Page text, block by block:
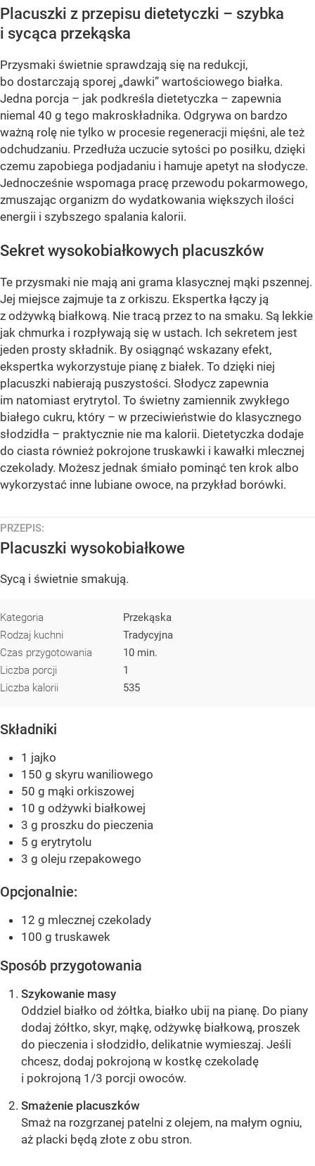
Placuszki z przepisu dietetyczki – szybka
i sycąca przekąska
Przysmaki świetnie sprawdzają się na redukcji,
bo dostarczają sporej „dawki” wartościowego białka.
Jedna porcja – jak podkreśla dietetyczka – zapewnia
niemal 40 g tego makroskładnika. Odgrywa on bardzo
ważną rolę nie tylko w procesie regeneracji mięśni, ale też
odchudzaniu. Przedłuża uczucie sytości po posiłku, dzięki
czemu zapobiega podjadaniu i hamuje apetyt na słodycze.
Jednocześnie wspomaga pracę przewodu pokarmowego,
zmuszając organizm do wydatkowania większych ilości
energii i szybszego spalania kalorii.
Sekret wysokobiałkowych placuszków
Te przysmaki nie mają ani grama klasycznej mąki pszennej.
Jej miejsce zajmuje ta z orkiszu. Ekspertka łączy ją
z odżywką białkową. Nie tracą przez to na smaku. Są lekkie
jak chmurka i rozpływają się w ustach. Ich sekretem jest
jeden prosty składnik. By osiągnąć wskazany efekt,
ekspertka wykorzystuje pianę z białek. To dzięki niej
placuszki nabierają puszystości. Słodycz zapewnia
im natomiast erytrytol. To świetny zamiennik zwykłego
białego cukru, który – w przeciwieństwie do klasycznego
słodzidła – praktycznie nie ma kalorii. Dietetyczka dodaje
do ciasta również pokrojone truskawki i kawałki mlecznej
czekolady. Możesz jednak śmiało pominąć ten krok albo
wykorzystać inne lubiane owoce, na przykład borówki.
PRZEPIS:
Placuszki wysokobiałkowe
Sycą i świetnie smakują.
Kategoria
Przekąska
Rodzaj kuchni
Tradycyjna
Czas przygotowania
10 min.
Liczba porcji
1
Liczba kalorii
535
Składniki
1 jajko
150 g skyru waniliowego
50 g mąki orkiszowej
10 g odżywki białkowej
3 g proszku do pieczenia
5 g erytrytolu
3 g oleju rzepakowego
Opcjonalnie:
12 g mlecznej czekolady
100 g truskawek
Sposób przygotowania
Szykowanie masy
Oddziel białko od żółtka, białko ubij na pianę. Do piany
dodaj żółtko, skyr, mąkę, odżywkę białkową, proszek
do pieczenia i słodzidło, delikatnie wymieszaj. Jeśli
chcesz, dodaj pokrojoną w kostkę czekoladę
i pokrojoną 1/3 porcji owoców.
Smażenie placuszków
Smaż na rozgrzanej patelni z olejem, na małym ogniu,
aż placki będą złote z obu stron.